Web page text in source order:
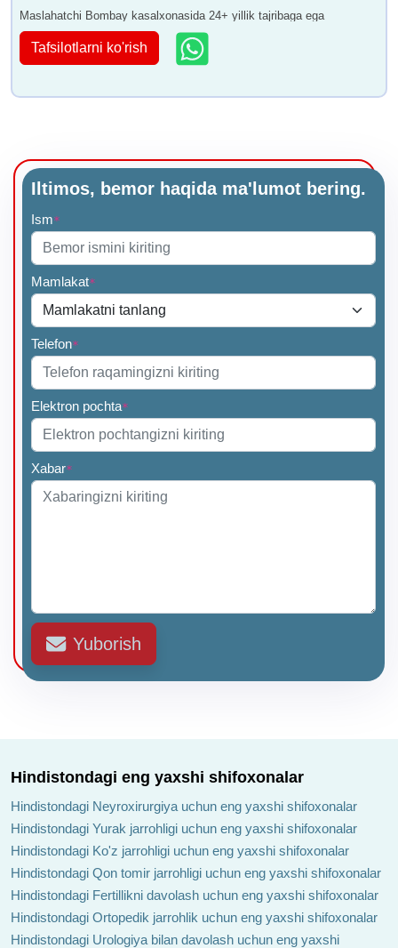
Maslahatchi Bombay kasalxonasida 24+ yillik tajribaga ega
Tafsilotlarni ko'rish
Iltimos, bemor haqida ma'lumot bering.
Ism*
Mamlakat*
Telefon*
Elektron pochta*
Xabar*
Yuborish
Hindistondagi eng yaxshi shifoxonalar
Hindistondagi Neyroxirurgiya uchun eng yaxshi shifoxonalar
Hindistondagi Yurak jarrohligi uchun eng yaxshi shifoxonalar
Hindistondagi Ko'z jarrohligi uchun eng yaxshi shifoxonalar
Hindistondagi Qon tomir jarrohligi uchun eng yaxshi shifoxonalar
Hindistondagi Fertillikni davolash uchun eng yaxshi shifoxonalar
Hindistondagi Ortopedik jarrohlik uchun eng yaxshi shifoxonalar
Hindistondagi Urologiya bilan davolash uchun eng yaxshi